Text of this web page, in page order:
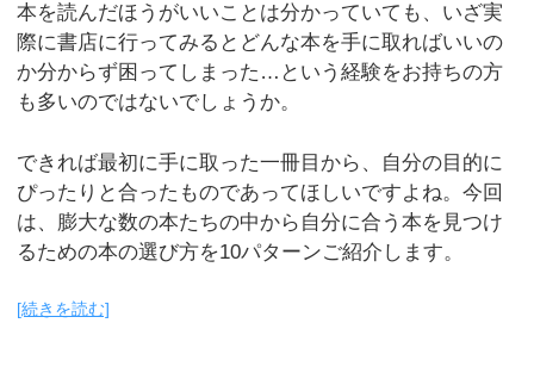
本を読んだほうがいいことは分かっていても、いざ実
際に書店に行ってみるとどんな本を手に取ればいいの
か分からず困ってしまった…という経験をお持ちの方
も多いのではないでしょうか。
できれば最初に手に取った一冊目から、自分の目的に
ぴったりと合ったものであってほしいですよね。今回
は、膨大な数の本たちの中から自分に合う本を見つけ
るための本の選び方を10パターンご紹介します。
[続きを読む]